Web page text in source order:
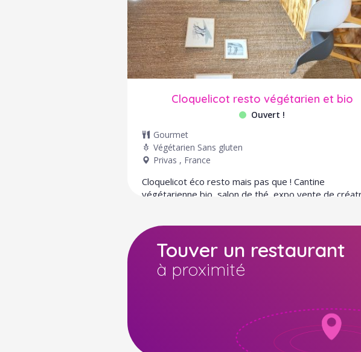
Cloquelicot resto végétarien et bio
Ouvert !
Gourmet
Végétarien Sans gluten
Privas , France
Cloquelicot éco resto mais pas que ! Cantine
végétarienne bio, salon de thé, expo vente de
Touver un restaurant
à proximité